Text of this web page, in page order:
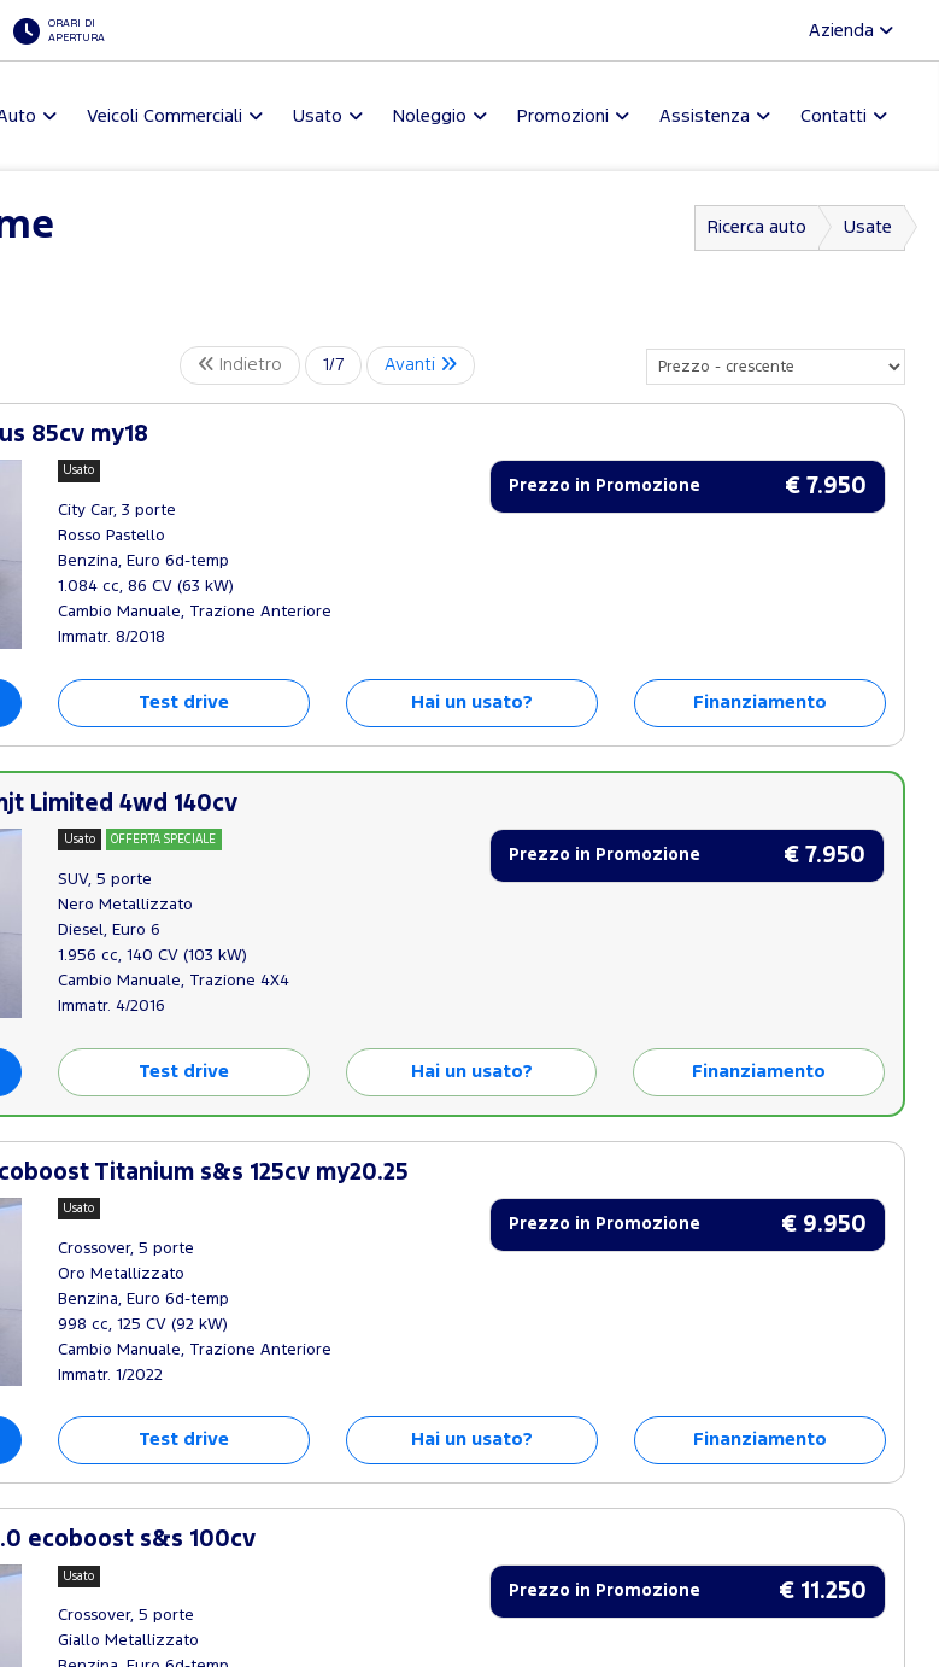
ORARI DI
APERTURA
Azienda
Veicoli Commerciali Usato Noleggio Promozioni Assistenza Contatti
Ricerca auto Usate
Indietro 1/7 Avanti
85cv my18
Usato
City Car, 3 porte
Rosso Pastello
Benzina, Euro 6d-temp
1.084 cc, 86 CV (63 kW)
Cambio Manuale, Trazione Anteriore
Immatr. 8/2018
Prezzo in Promozione € 7.950
Test drive Hai un usato? Finanziamento
Limited 4wd 140cv
Usato OFFERTA SPECIALE
SUV, 5 porte
Nero Metallizzato
Diesel, Euro 6
1.956 cc, 140 CV (103 kW)
Cambio Manuale, Trazione 4X4
Immatr. 4/2016
Prezzo in Promozione € 7.950
Test drive Hai un usato? Finanziamento
Titanium s&s 125cv my20.25
Usato
Crossover, 5 porte
Oro Metallizzato
Benzina, Euro 6d-temp
998 cc, 125 CV (92 kW)
Cambio Manuale, Trazione Anteriore
Immatr. 1/2022
Prezzo in Promozione € 9.950
Test drive Hai un usato? Finanziamento
ecoboost s&s 100cv
Usato
Crossover, 5 porte
Giallo Metallizzato
Prezzo in Promozione € 11.250